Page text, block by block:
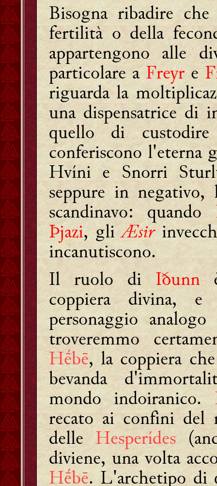
Bisogna ribadire
fertilità o della
appartengono alle
particolare aFreyre
riguarda la
una dispensatrice di
quello di
conferiscono l'eterna
Hvíni e Snorri
seppure in
scandinavo: quando
Þjazi, gliÆsir
incanutiscono.
Il ruolo diIðunnè
coppiera divina, e
personaggio
troveremmo
Hḗbē, la coppiera
bevanda
mondo indoiranico.
recato ai confini del
delleHesperídes
diviene, una volta
Hḗbē. L'archetipo di